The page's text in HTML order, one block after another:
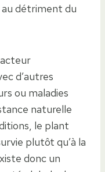
détriment du
d’autres
ou maladies
naturelle
le plant
plutôt qu’à la
donc un